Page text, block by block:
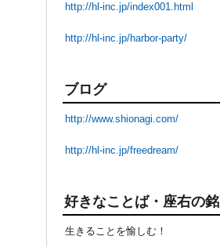
http://hl-inc.jp/index001.html
http://hl-inc.jp/harbor-party/
ブログ
http://www.shionagi.com/
http://hl-inc.jp/freedream/
好きなことば・座右の銘
生きることを愉しむ！